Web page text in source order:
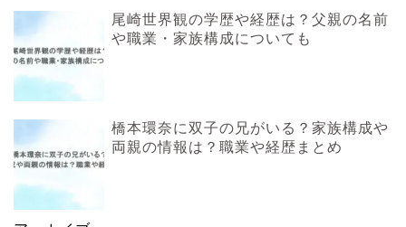
尾崎世界観の学歴や経歴は？父親の名前
や職業・家族構成についても
橋本環奈に双子の兄がいる？家族構成や
両親の情報は？職業や経歴まとめ